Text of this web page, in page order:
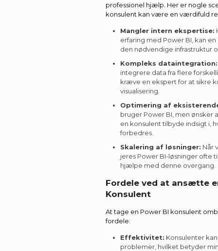
professionel hjælp. Her er nogle
konsulent kan være en værdifuld
Mangler intern ekspertise:
erfaring med Power BI, kan
den nødvendige infrastruktur
Kompleks dataintegration:
integrere data fra flere
kræve en ekspert for at sikre
visualisering.
Optimering af
bruger Power BI, men ønsker
en konsulent tilbyde indsigt i,
forbedres.
Skalering af løsninger: Når
jeres Power BI-løsninger ofte
hjælpe med denne overgang.
Fordele ved at ansætte
Konsulent
At tage en Power BI konsulent
fordele:
Effektivitet: Konsulenter
problemer, hvilket betyder